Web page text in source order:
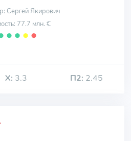
Сергей Якирович
77.7 млн. €
⬤ ⬤ ⬤ ⬤
Х: 3.3 П2: 2.45